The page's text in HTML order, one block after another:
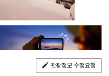
관광정보 수정요청